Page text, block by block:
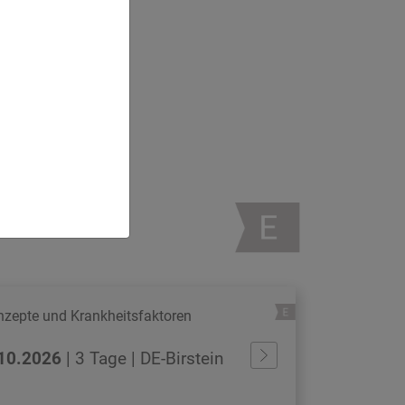
und Krankheitsfaktoren
| 3 Tage | DE-Birstein